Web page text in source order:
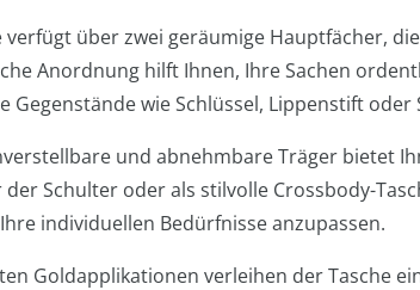
verfügt über zwei geräumige Hauptfächer,
Anordnung hilft Ihnen, Ihre Sachen
Gegenstände wie Schlüssel, Lippenstift oder
und abnehmbare Träger bietet
der Schulter oder als stilvolle Crossbody-
individuellen Bedürfnisse anzupassen.
Goldapplikationen verleihen der Tasche